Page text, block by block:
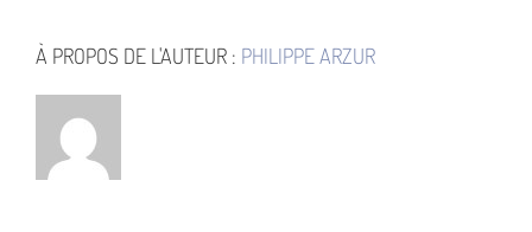
À PROPOS DE L'AUTEUR : PHILIPPE ARZUR